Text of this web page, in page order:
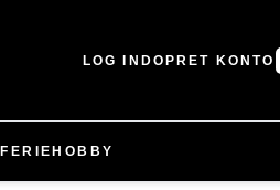
LOG INDOPRET KONTO
FERIE HOBBY